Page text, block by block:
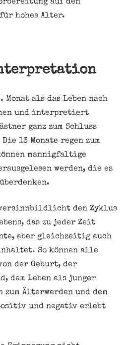
auf den
hohes Alter.
Monat als das Leben nach
und interpretiert
ganz zum Schluss
13 Monate regen zum
mannigfaltige
werden, die es
den Zyklus
das zu jeder Zeit
aber gleichzeitig auch
So können alle
der Geburt, der
dem Leben als junger
Älterwerden und dem
und negativ erlebt